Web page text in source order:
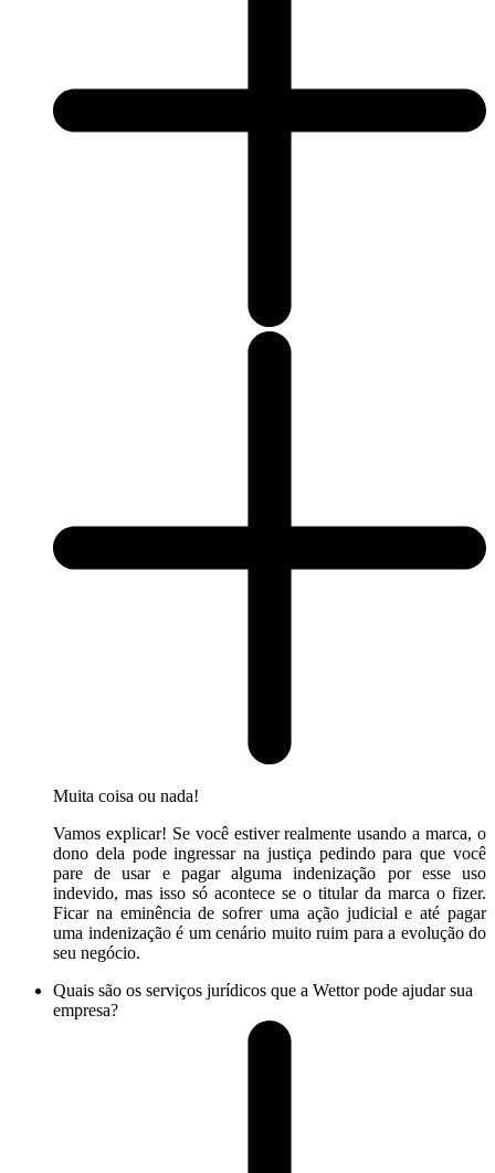
Muita coisa ou nada!
Vamos explicar! Se você estiver realmente usando a marca, o
dono dela pode ingressar na justiça pedindo para que você
pare de usar e pagar alguma indenização por esse uso
indevido, mas isso só acontece se o titular da marca o fizer.
Ficar na eminência de sofrer uma ação judicial e até pagar
uma indenização é um cenário muito ruim para a evolução do
seu negócio.
Quais são os serviços jurídicos que a Wettor pode ajudar sua
empresa?